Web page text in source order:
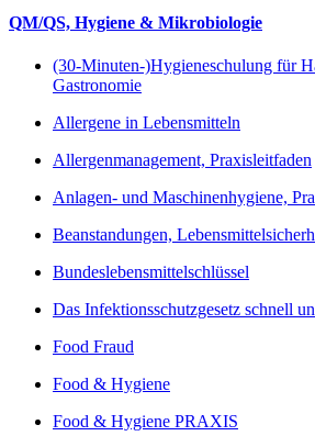
QM/QS, Hygiene & Mikrobiologie
(30-Minuten-)Hygieneschulung für
Gastronomie
Allergene in Lebensmitteln
Allergenmanagement, Praxisleitfaden
Anlagen- und Maschinenhygiene,
Beanstandungen,
Bundeslebensmittelschlüssel
Das Infektionsschutzgesetz schnell
Food Fraud
Food & Hygiene
Food & Hygiene PRAXIS